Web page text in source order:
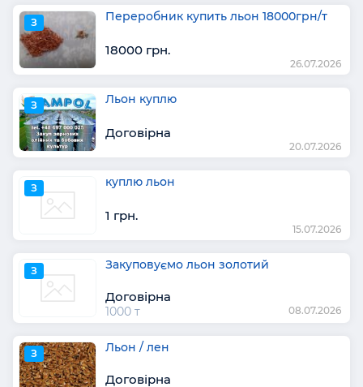
З Переробник купить льон 18000грн/т
18000 грн.
26.07.2026
З Льон куплю
Договірна
20.07.2026
З куплю льон
1 грн.
15.07.2026
З Закуповуємо льон золотий
Договірна
1000 т 08.07.2026
З Льон / лен
Договірна